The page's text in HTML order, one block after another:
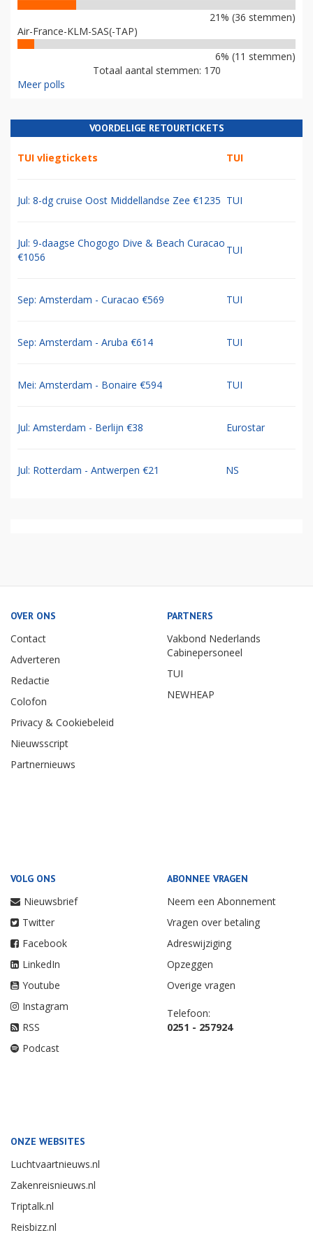
21% (36 stemmen)
Air-France-KLM-SAS(-TAP)
6% (11 stemmen)
Totaal aantal stemmen: 170
Meer polls
VOORDELIGE RETOURTICKETS
TUI vliegtickets TUI
Jul: 8-dg cruise Oost Middellandse Zee €1235 TUI
Jul: 9-daagse Chogogo Dive & Beach Curacao
€1056
TUI
Sep: Amsterdam - Curacao €569 TUI
Sep: Amsterdam - Aruba €614 TUI
Mei: Amsterdam - Bonaire €594 TUI
Jul: Amsterdam - Berlijn €38 Eurostar
Jul: Rotterdam - Antwerpen €21 NS
OVER ONS
Contact
Adverteren
Redactie
Colofon
Privacy & Cookiebeleid
Nieuwsscript
Partnernieuws
PARTNERS
Vakbond Nederlands
Cabinepersoneel
TUI
NEWHEAP
VOLG ONS
Nieuwsbrief
Twitter
Facebook
LinkedIn
Youtube
Instagram
RSS
Podcast
ABONNEE VRAGEN
Neem een Abonnement
Vragen over betaling
Adreswijziging
Opzeggen
Overige vragen
Telefoon:
0251 - 257924
ONZE WEBSITES
Luchtvaartnieuws.nl
Zakenreisnieuws.nl
Triptalk.nl
Reisbizz.nl